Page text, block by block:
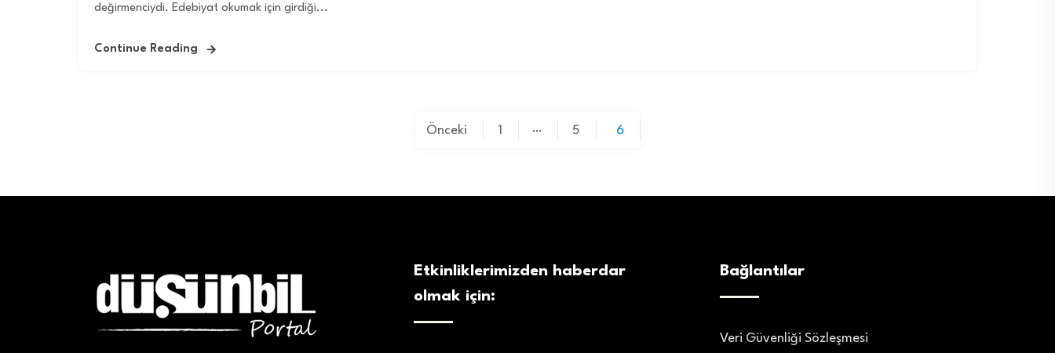
değirmenciydi. Edebiyat okumak için girdiği...
Continue Reading
Önceki 1 … 5 6
Etkinliklerimizden haberdar
olmak için:
Bağlantılar
Veri Güvenliği Sözleşmesi